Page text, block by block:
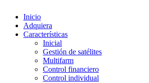
Inicio
Adquiera
Características
Inicial
Gestión de satélites
Multifarm
Control financiero
Control individual